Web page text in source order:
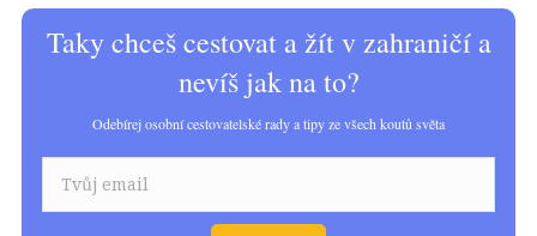
Taky chceš cestovat a žít v zahraničí a
nevíš jak na to?
Odebírej osobní cestovatelské rady a tipy ze všech koutů světa